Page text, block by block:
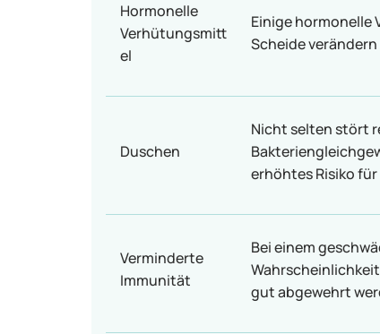
Hormonelle
Verhütungsmitt
el
Einige hormonelle
Scheide
Duschen
Nicht selten stört
erhöhtes Risiko
Verminderte
Immunität
Bei einem
gut abgewehrt